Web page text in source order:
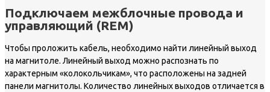
Подключаем межблочные провода и
управляющий (REM)
Чтобы проложить кабель, необходимо найти линейный выход
на магнитоле. Линейный выход можно распознать по
характерным «колокольчикам», что расположены на задней
панели магнитолы. Количество линейных выходов отличается в